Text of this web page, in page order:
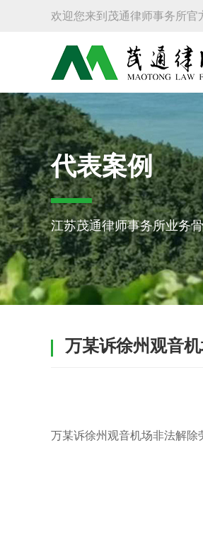
欢迎您来到茂通律师事务所官
代表案例
江苏茂通律师事务所业务
万某诉徐州观音
万某诉徐州观音机场非法解除